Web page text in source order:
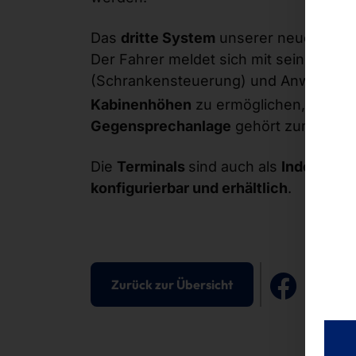
Das dritte System unserer neuen
Der Fahrer meldet sich mit seinem
(Schrankensteuerung) und
Kabinenhöhen zu ermöglichen,
Gegensprechanlage gehört zum
Die Terminals sind auch als Indoor-
konfigurierbar und erhältlich.
Zurück zur Übersicht